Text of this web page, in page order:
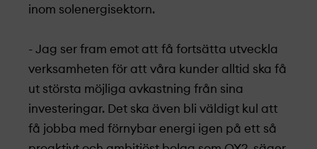
inom solenergisektorn.
- Jag ser fram emot att få fortsätta utveckla
verksamheten för att våra kunder alltid ska få
ut största möjliga avkastning från sina
investeringar. Det ska även bli väldigt kul att
få jobba med förnybar energi igen på ett så